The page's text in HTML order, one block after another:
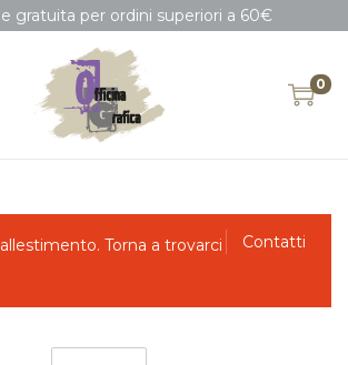
gratuita per ordini superiori a 60€
0
Contatti
Torna a trovarci